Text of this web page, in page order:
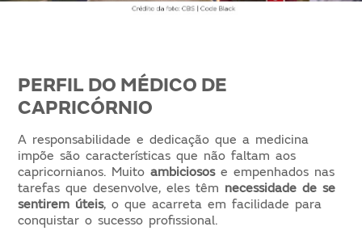
PERFIL DO MÉDICO DE
CAPRICÓRNIO
A responsabilidade e dedicação que a medicina
impõe são características que não faltam aos
capricornianos. Muitoambiciosose empenhados nas
tarefas que desenvolve, eles têm necessidade de se
sentirem úteis, o que acarreta em facilidade para
conquistar o sucesso profissional.